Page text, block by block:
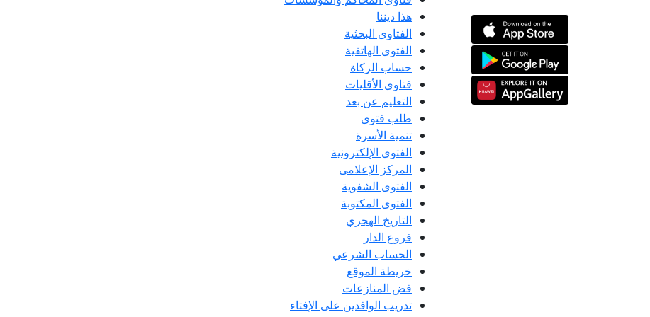
هذا ديننا
الفتاوى البحثية
الفتوى الهاتفية
حساب الزكاة
فتاوى الأقليات
التعليم عن بعد
طلب فتوى
تنمية الأسرة
الفتوى الإلكترونية
المركز الإعلامى
الفتوى الشفوية
الفتوى المكتوبة
التاريخ الهجري
فروع الدار
الحساب الشرعي
خريطة الموقع
فض المنازعات
تدريب الوافدين على الإفتاء